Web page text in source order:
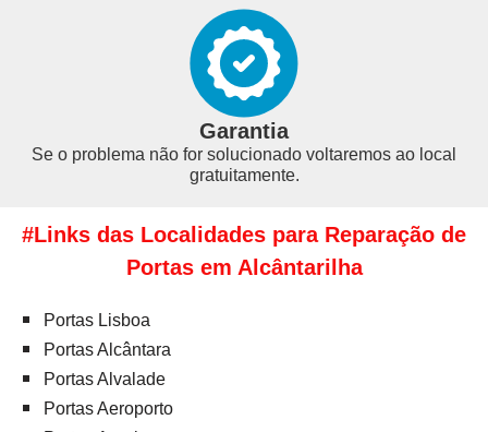
Garantia
Se o problema não for solucionado voltaremos ao local
gratuitamente.
#Links das Localidades para Reparação de
Portas em Alcântarilha
Portas Lisboa
Portas Alcântara
Portas Alvalade
Portas Aeroporto